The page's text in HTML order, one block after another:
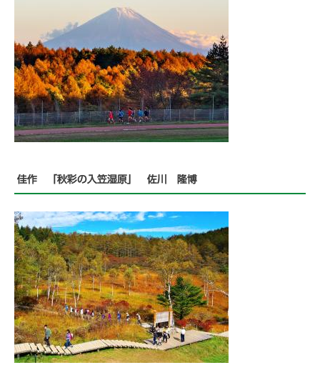
佳作 「秋彩の入笠湿原」 佐川 隆博